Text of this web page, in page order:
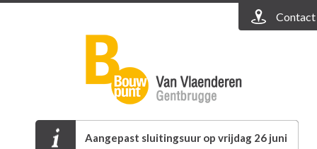
Contact
Aangepast sluitingsuur op vrijdag 26 juni